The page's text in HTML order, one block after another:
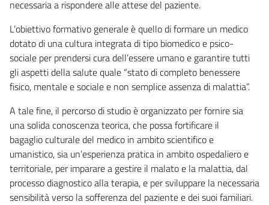
necessaria a rispondere alle attese del paziente.
L’obiettivo formativo generale è quello di formare un medico
dotato di una cultura integrata di tipo biomedico e psico-
sociale per prendersi cura dell’essere umano e garantire tutti
gli aspetti della salute quale “stato di completo benessere
fisico, mentale e sociale e non semplice assenza di malattia”.
A tale fine, il percorso di studio è organizzato per fornire sia
una solida conoscenza teorica, che possa fortificare il
bagaglio culturale del medico in ambito scientifico e
umanistico, sia un’esperienza pratica in ambito ospedaliero e
territoriale, per imparare a gestire il malato e la malattia, dal
processo diagnostico alla terapia, e per sviluppare la necessaria
sensibilità verso la sofferenza del paziente e dei suoi familiari.